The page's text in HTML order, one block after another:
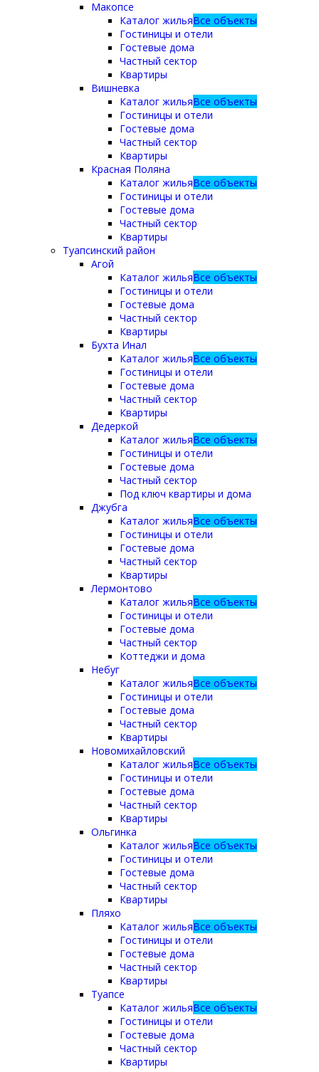
Макопсе
Каталог жильяВсе объекты
Гостиницы и отели
Гостевые дома
Частный сектор
Квартиры
Вишневка
Каталог жильяВсе объекты
Гостиницы и отели
Гостевые дома
Частный сектор
Квартиры
Красная Поляна
Каталог жильяВсе объекты
Гостиницы и отели
Гостевые дома
Частный сектор
Квартиры
Туапсинский район
Агой
Каталог жильяВсе объекты
Гостиницы и отели
Гостевые дома
Частный сектор
Квартиры
Бухта Инал
Каталог жильяВсе объекты
Гостиницы и отели
Гостевые дома
Частный сектор
Квартиры
Дедеркой
Каталог жильяВсе объекты
Гостиницы и отели
Гостевые дома
Частный сектор
Под ключ квартиры и дома
Джубга
Каталог жильяВсе объекты
Гостиницы и отели
Гостевые дома
Частный сектор
Квартиры
Лермонтово
Каталог жильяВсе объекты
Гостиницы и отели
Гостевые дома
Частный сектор
Коттеджи и дома
Небуг
Каталог жильяВсе объекты
Гостиницы и отели
Гостевые дома
Частный сектор
Квартиры
Новомихайловский
Каталог жильяВсе объекты
Гостиницы и отели
Гостевые дома
Частный сектор
Квартиры
Ольгинка
Каталог жильяВсе объекты
Гостиницы и отели
Гостевые дома
Частный сектор
Квартиры
Пляхо
Каталог жильяВсе объекты
Гостиницы и отели
Гостевые дома
Частный сектор
Квартиры
Туапсе
Каталог жильяВсе объекты
Гостиницы и отели
Гостевые дома
Частный сектор
Квартиры